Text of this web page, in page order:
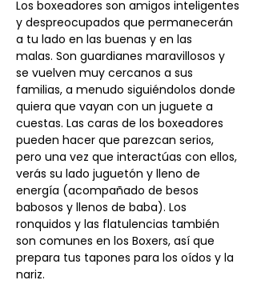
Los boxeadores son amigos inteligentes
y despreocupados que permanecerán
a tu lado en las buenas y en las
malas. Son guardianes maravillosos y
se vuelven muy cercanos a sus
familias, a menudo siguiéndolos donde
quiera que vayan con un juguete a
cuestas. Las caras de los boxeadores
pueden hacer que parezcan serios,
pero una vez que interactúas con ellos,
verás su lado juguetón y lleno de
energía (acompañado de besos
babosos y llenos de baba). Los
ronquidos y las flatulencias también
son comunes en los Boxers, así que
prepara tus tapones para los oídos y la
nariz.